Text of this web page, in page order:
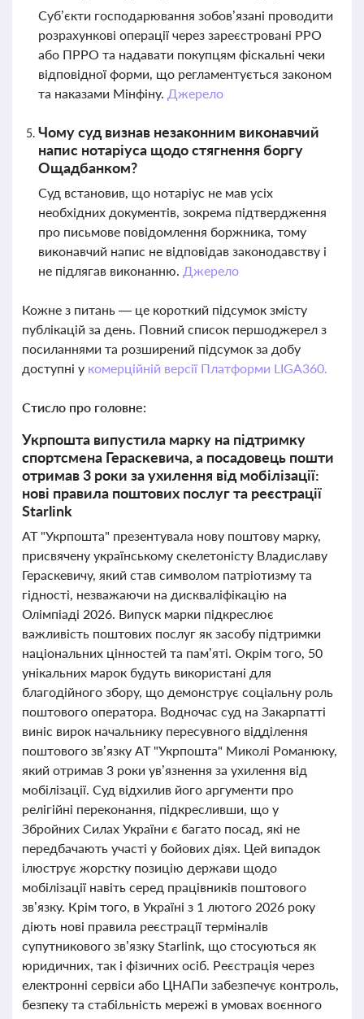
Суб’єкти господарювання зобов’язані проводити
розрахункові операції через зареєстровані РРО
або ПРРО та надавати покупцям фіскальні чеки
відповідної форми, що регламентується законом
та наказами Мінфіну. Джерело
Чому суд визнав незаконним виконавчий
напис нотаріуса щодо стягнення боргу
Ощадбанком?
Суд встановив, що нотаріус не мав усіх
необхідних документів, зокрема підтвердження
про письмове повідомлення боржника, тому
виконавчий напис не відповідав законодавству і
не підлягав виконанню. Джерело
Кожне з питань — це короткий підсумок змісту
публікацій за день. Повний список першоджерел з
посиланнями та розширений підсумок за добу
доступні у комерційній версії Платформи LIGA360.
Стисло про головне:
Укрпошта випустила марку на підтримку
спортсмена Гераскевича, а посадовець пошти
отримав 3 роки за ухилення від мобілізації:
нові правила поштових послуг та реєстрації
Starlink
АТ "Укрпошта" презентувала нову поштову марку,
присвячену українському скелетоністу Владиславу
Гераскевичу, який став символом патріотизму та
гідності, незважаючи на дискваліфікацію на
Олімпіаді 2026. Випуск марки підкреслює
важливість поштових послуг як засобу підтримки
національних цінностей та пам’яті. Окрім того, 50
унікальних марок будуть використані для
благодійного збору, що демонструє соціальну роль
поштового оператора. Водночас суд на Закарпатті
виніс вирок начальнику пересувного відділення
поштового зв’язку АТ "Укрпошта" Миколі Романюку,
який отримав 3 роки ув’язнення за ухилення від
мобілізації. Суд відхилив його аргументи про
релігійні переконання, підкресливши, що у
Збройних Силах України є багато посад, які не
передбачають участі у бойових діях. Цей випадок
ілюструє жорстку позицію держави щодо
мобілізації навіть серед працівників поштового
зв’язку. Крім того, в Україні з 1 лютого 2026 року
діють нові правила реєстрації терміналів
супутникового зв’язку Starlink, що стосуються як
юридичних, так і фізичних осіб. Реєстрація через
електронні сервіси або ЦНАПи забезпечує контроль,
безпеку та стабільність мережі в умовах воєнного